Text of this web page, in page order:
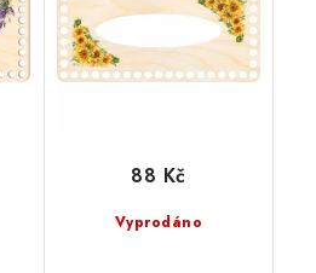
Vyprodáno
88 Kč